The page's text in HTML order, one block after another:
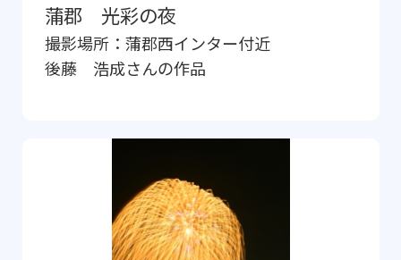
蒲郡 光彩の夜
撮影場所： 蒲郡西インター付近
後藤 浩成さんの作品